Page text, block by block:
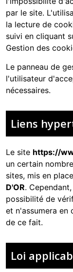
par le site.
la lecture de
suivi en cliquant
Gestion des
Le panneau de
l'utilisateur
nécessaires.
Liens
Le site https://
un certain
sites, mis en
D'OR. Cependant,
possibilité de
et n'assumera en
de ce fait.
Loi